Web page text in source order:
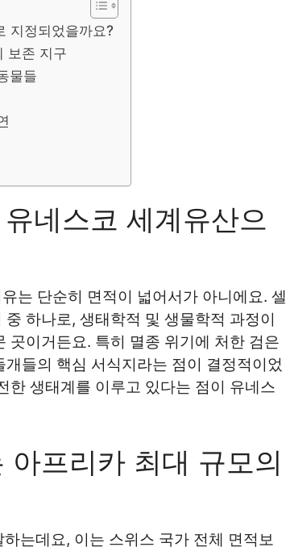
지정되었을까요?
보존 지구
물들
네스코 세계유산으
는 단순히 면적이 넓어서가 아니에요. 셀
하나로, 생태학적 및 생물학적 과정이
곳이거든요. 특히 멸종 위기에 처한 검은
들의 핵심 서식지라는 점이 결정적이었
한 생태계를 이루고 있다는 점이 유네스
프리카 최대 규모의
는데요, 이는 스위스 국가 전체 면적보